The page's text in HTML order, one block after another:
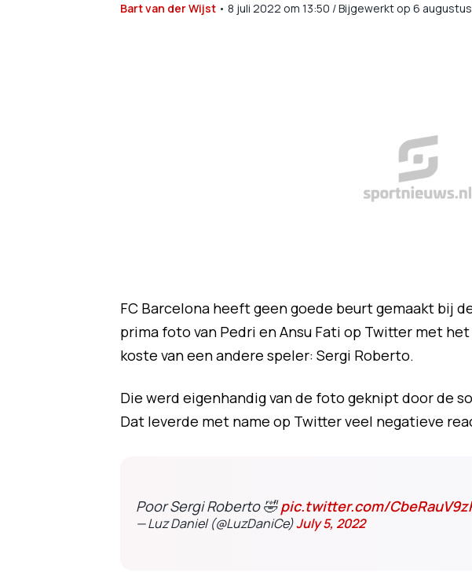
Bart van der Wijst• 8 juli 2022 om 13:50 /Bijgewerkt op 6
FC Barcelona heeft geen goede beurt gemaakt bij
prima foto van Pedri en Ansu Fati op Twitter met
koste van een andere speler: Sergi Roberto.
Die werd eigenhandig van de foto geknipt door de
Dat leverde met name op Twitter veel negatieve
Poor Sergi Roberto 🤣pic.twitter.com/
— Luz Daniel (@LuzDaniCe)July 5, 2022